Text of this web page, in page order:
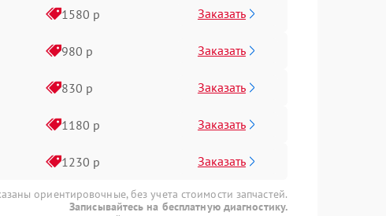
1580 р Заказать
980 р Заказать
830 р Заказать
1180 р Заказать
1230 р Заказать
ориентировочные, без учета стоимости запчастей.
Записывайтесь на бесплатную диагностику.